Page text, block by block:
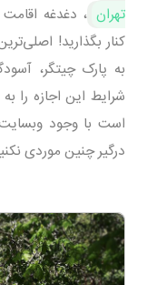
تهران ، دغدغه‌ اقامت
کنار بگذارید!
به پارک چیتگر،
شرایط‌ این اجازه را
است با وجود
درگیر چنین موردی